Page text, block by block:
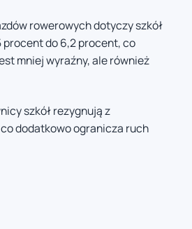
rowerowych dotyczy szkół
do 6,2 procent, co
mniej wyraźny, ale również
szkół rezygnują z
dodatkowo ogranicza ruch